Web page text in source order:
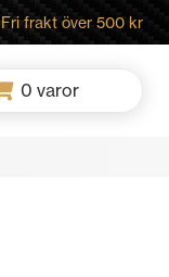
Fri frakt över 500 kr
0 varor